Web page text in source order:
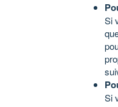
Si
Si